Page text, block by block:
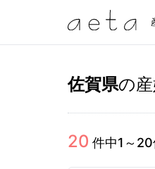
佐賀県の
20 件中1 ～ 20